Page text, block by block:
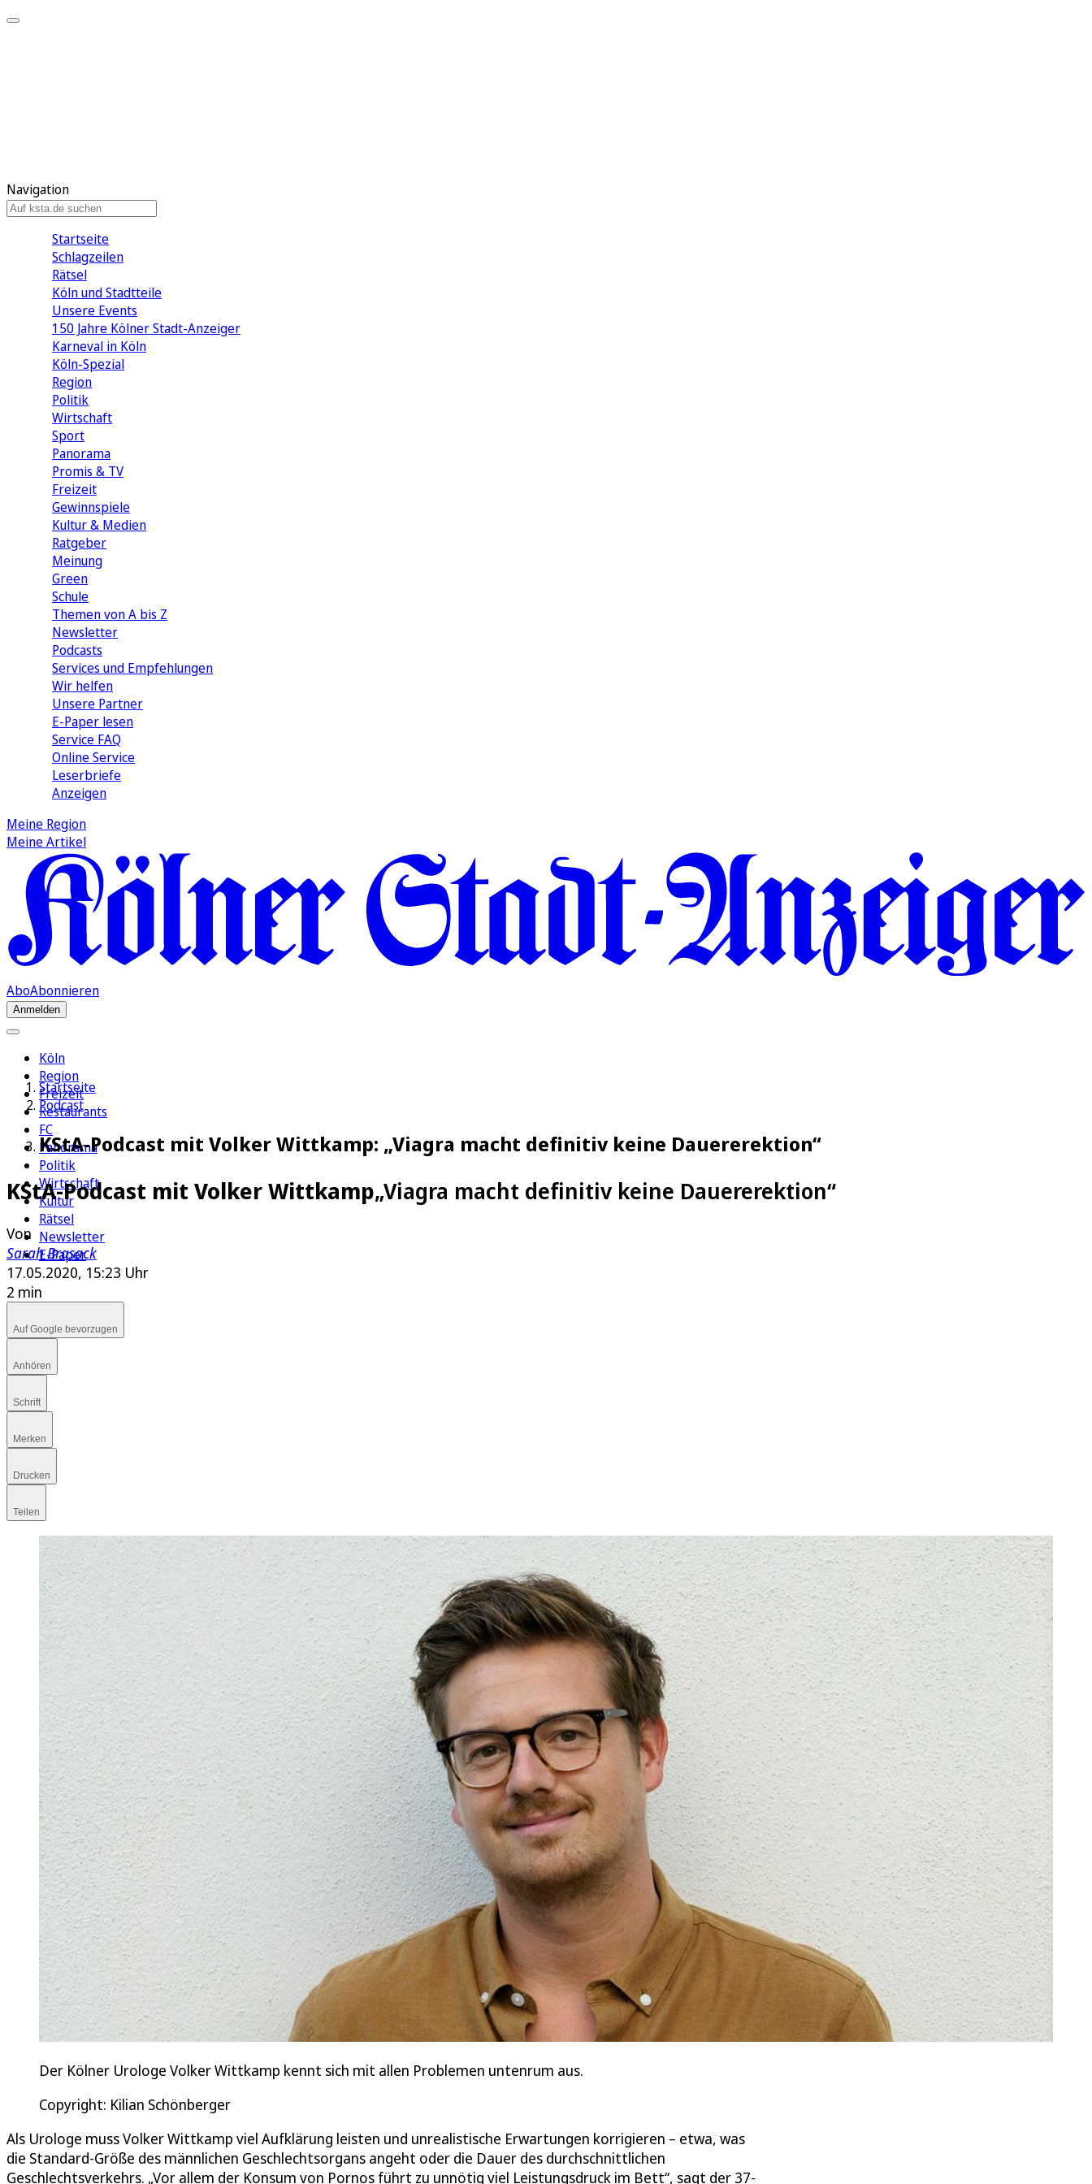
Navigation
Startseite
Schlagzeilen
Rätsel
Köln und Stadtteile
Unsere Events
150 Jahre Kölner Stadt-Anzeiger
Karneval in Köln
Köln-Spezial
Region
Politik
Wirtschaft
Sport
Panorama
Promis & TV
Freizeit
Gewinnspiele
Kultur & Medien
Ratgeber
Meinung
Green
Schule
Themen von A bis Z
Newsletter
Podcasts
Services und Empfehlungen
Wir helfen
Unsere Partner
E-Paper lesen
Service FAQ
Online Service
Leserbriefe
Anzeigen
Meine Region
Meine Artikel
AboAbonnieren
Anmelden
Köln
Region
Freizeit
Restaurants
FC
Panorama
Politik
Wirtschaft
Kultur
Rätsel
Newsletter
E-Paper
Startseite
Podcast
KStA-Podcast mit Volker Wittkamp: „Viagra macht definitiv keine Dauererektion“
KStA-Podcast mit Volker Wittkamp„Viagra macht definitiv keine Dauererektion“
Von
Sarah Brasack
17.05.2020, 15:23 Uhr
2 min
Auf Google bevorzugen
Anhören
Schrift
Merken
Drucken
Teilen
Der Kölner Urologe Volker Wittkamp kennt sich mit allen Problemen untenrum aus.
Copyright: Kilian Schönberger
Als Urologe muss Volker Wittkamp viel Aufklärung leisten und unrealistische Erwartungen korrigieren – etwa, was
die Standard-Größe des männlichen Geschlechtsorgans angeht oder die Dauer des durchschnittlichen
Geschlechtsverkehrs. „Vor allem der Konsum von Pornos führt zu unnötig viel Leistungsdruck im Bett“, sagt der 37-